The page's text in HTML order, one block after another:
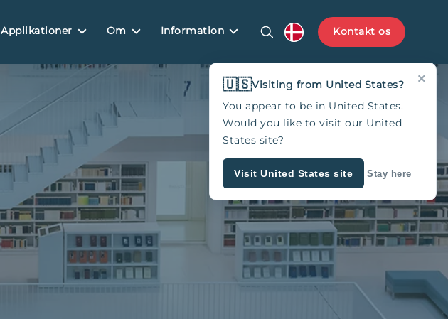
Applikationer Om Information Kontakt os
×
🇺🇸Visiting from United States?
You appear to be in United States.
Would you like to visit our United
States site?
Visit United States site Stay here